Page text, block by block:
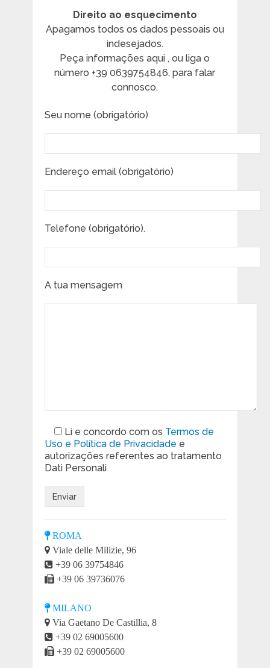
Direito ao esquecimento
Apagamos todos os dados pessoais ou
indesejados.
Peça informações aqui , ou liga o
número +39 0639754846, para falar
connosco.
Seu nome (obrigatório)
Endereço email (obrigatório)
Telefone (obrigatório).
A tua mensagem
Li e concordo com os Termos de
Uso e Política de Privacidade e
autorizações referentes ao tratamento
Dati Personali
ROMA
Viale delle Milizie, 96
+39 06 39754846
+39 06 39736076
MILANO
Via Gaetano De Castillia, 8
+39 02 69005600
+39 02 69005600